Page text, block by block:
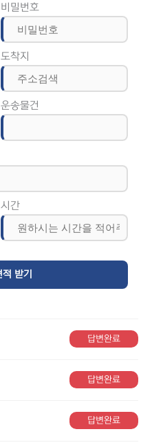
비밀번호
도착지
운송물건
시간
답변완료
답변완료
답변완료